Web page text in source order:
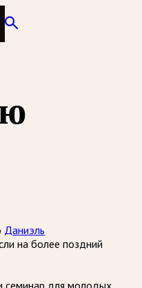
Даниэль
на более поздний
семинар для молодых